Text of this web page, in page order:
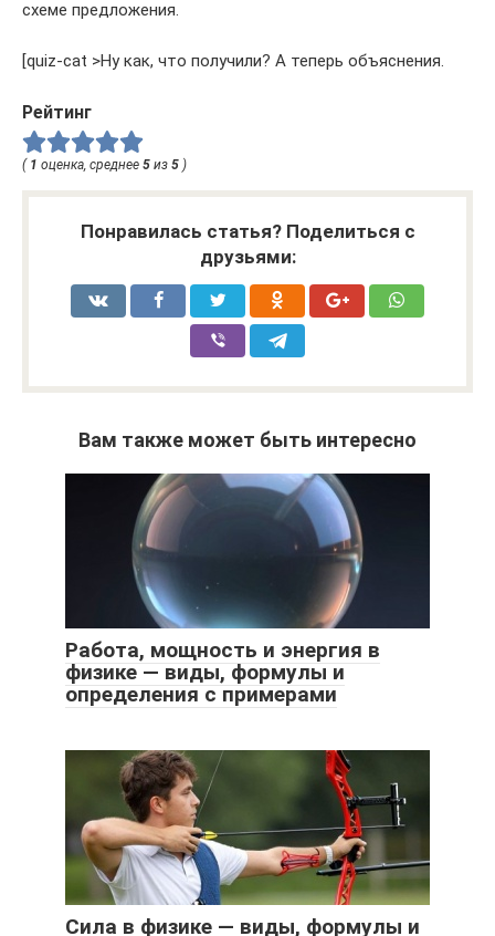
схеме предложения.
[quiz-cat >Ну как, что получили? А теперь объяснения.
Рейтинг
( 1 оценка, среднее 5 из 5 )
Понравилась статья? Поделиться с
друзьями:
Вам также может быть интересно
Работа, мощность и энергия в
физике — виды, формулы и
определения с примерами
Сила в физике — виды, формулы и